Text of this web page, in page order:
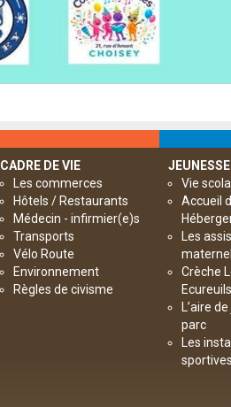
CADRE DE VIE
Les commerces
Hôtels / Restaurants
Médecin - infirmier(e)s
Transports
Vélo Route
Environnement
Règles de civisme
Vie
Accueil
Les
Crèche
Ecureuils
L’aire
parc
Les
sportives